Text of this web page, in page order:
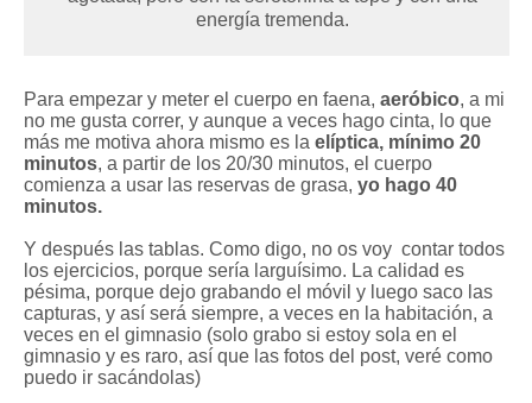
energía tremenda.
Para empezar y meter el cuerpo en faena, aeróbico, a mi
no me gusta correr, y aunque a veces hago cinta, lo que
más me motiva ahora mismo es la elíptica, mínimo 20
minutos, a partir de los 20/30 minutos, el cuerpo
comienza a usar las reservas de grasa, yo hago 40
minutos.
Y después las tablas. Como digo, no os voy contar todos
los ejercicios, porque sería larguísimo. La calidad es
pésima, porque dejo grabando el móvil y luego saco las
capturas, y así será siempre, a veces en la habitación, a
veces en el gimnasio (solo grabo si estoy so la en el
gimnasio y es raro, así que las fotos del post, veré como
puedo ir sacándolas)